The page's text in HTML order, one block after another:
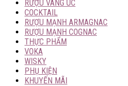
RƯỢU VANG ÚC
COCKTAIL
RƯỢU MẠNH ARMAGNAC
RƯỢU MẠNH COGNAC
THỰC PHẨM
VOKA
WISKY
PHỤ KIỆN
KHUYẾN MÃI